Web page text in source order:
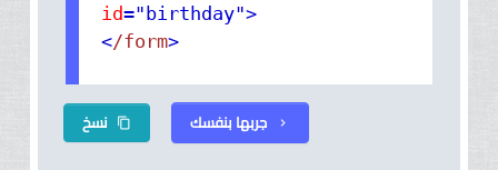
id="birthday">
</form>
نسخ content_copy جربها بنفسك chevron_right